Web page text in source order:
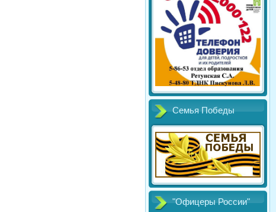
Семья Победы
"Офицеры России"